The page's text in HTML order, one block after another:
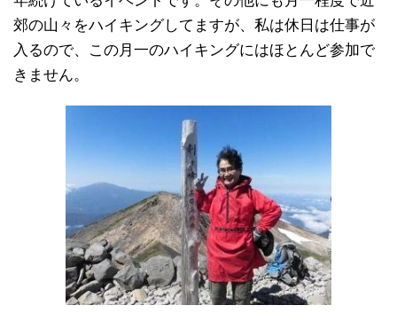
郊の山々をハイキングしてますが、私は休日は仕事が
入るので、この月一のハイキングにはほとんど参加で
きません。